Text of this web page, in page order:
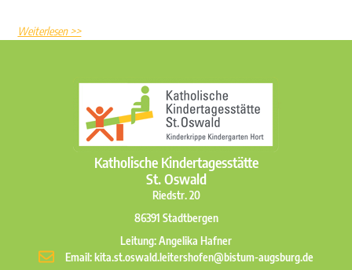
Weiterlesen >>
Katholische Kindertagesstätte
St. Oswald
Riedstr. 20
86391 Stadtbergen
Leitung: Angelika Hafner
Email: kita.st.oswald.leitershofen@bistum-augsburg.de